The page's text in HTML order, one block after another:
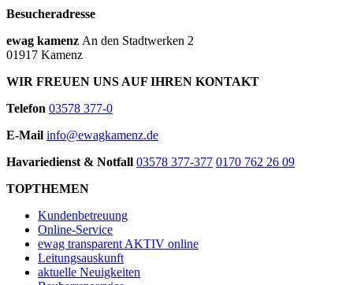
Besucheradresse
ewag kamenz An den Stadtwerken 2
01917 Kamenz
WIR FREUEN UNS AUF IHREN KONTAKT
Telefon 03578 377-0
E-Mail info@ewagkamenz.de
Havariedienst & Notfall 03578 377-377 0170 762 26 09
TOPTHEMEN
Kundenbetreuung
Online-Service
ewag transparent AKTIV online
Leitungsauskunft
aktuelle Neuigkeiten